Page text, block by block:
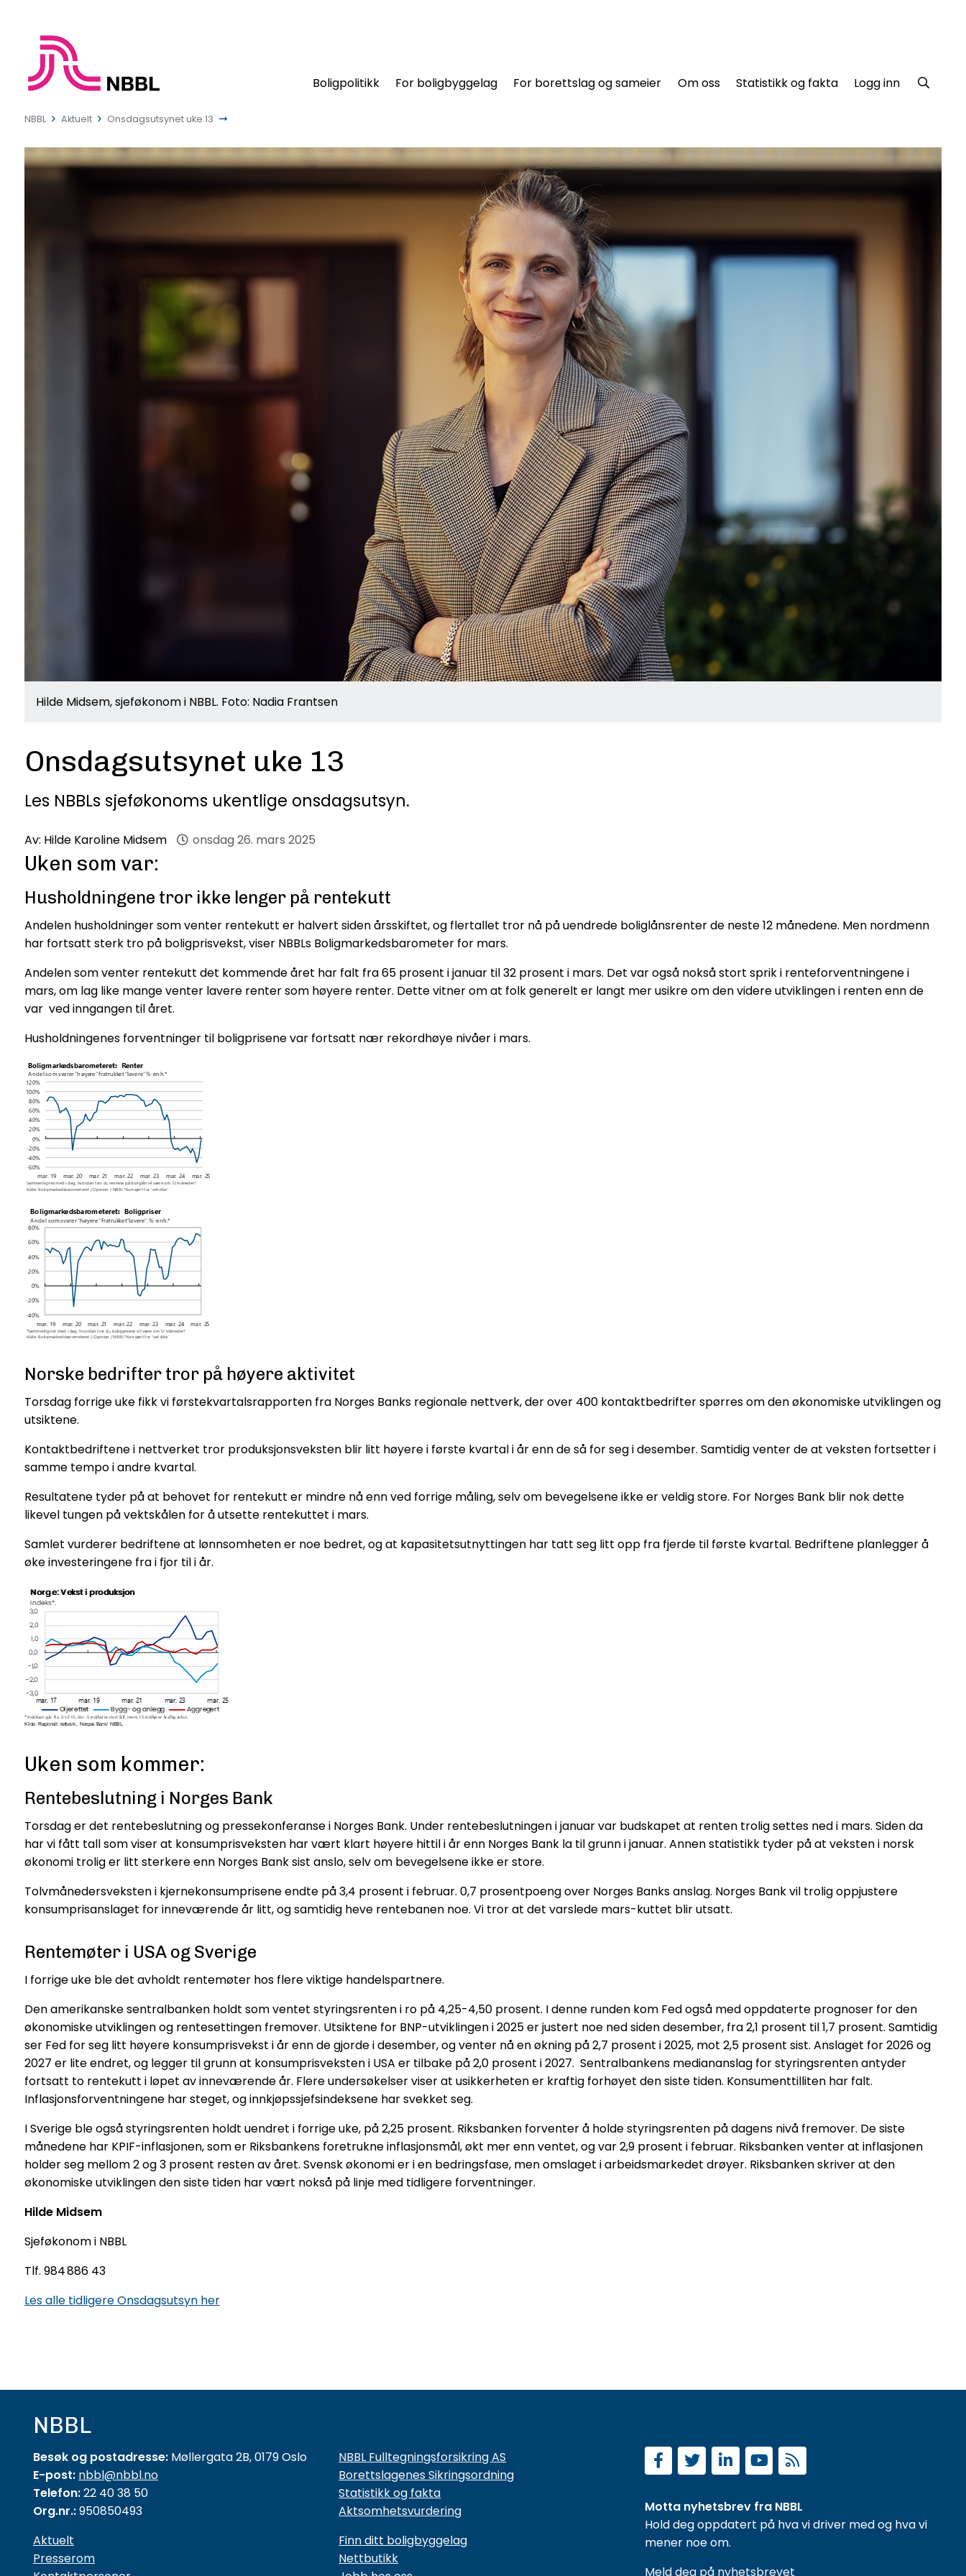
Boligpolitikk For boligbyggelag For borettslag og sameier Om oss Statistikk og fakta Logg inn
NBBL Aktuelt Onsdagsutsynet uke 13
Hilde Midsem, sjeføkonom i NBBL. Foto: Nadia Frantsen
Onsdagsutsynet uke 13
Les NBBLs sjeføkonoms ukentlige onsdagsutsyn.
Av: Hilde Karoline Midsem onsdag 26. mars 2025
Uken som var:
Husholdningene tror ikke lenger på rentekutt
Andelen husholdninger som venter rentekutt er halvert siden årsskiftet, og flertallet tror nå på uendrede boliglånsrenter de neste 12 månedene. Men nordmenn
har fortsatt sterk tro på boligprisvekst, viser NBBLs Boligmarkedsbarometer for mars.
Andelen som venter rentekutt det kommende året har falt fra 65 prosent i januar til 32 prosent i mars. Det var også nokså stort sprik i renteforventningene i
mars, om lag like mange venter lavere renter som høyere renter. Dette vitner om at folk generelt er langt mer usikre om den videre utviklingen i renten enn de
var ved inngangen til året.
Husholdningenes forventninger til boligprisene var fortsatt nær rekordhøye nivåer i mars.
Norske bedrifter tror på høyere aktivitet
Torsdag forrige uke fikk vi førstekvartalsrapporten fra Norges Banks regionale nettverk, der over 400 kontaktbedrifter spørres om den økonomiske utviklingen og
utsiktene.
Kontaktbedriftene i nettverket tror produksjonsveksten blir litt høyere i første kvartal i år enn de så for seg i desember. Samtidig venter de at veksten fortsetter i
samme tempo i andre kvartal.
Resultatene tyder på at behovet for rentekutt er mindre nå enn ved forrige måling, selv om bevegelsene ikke er veldig store. For Norges Bank blir nok dette
likevel tungen på vektskålen for å utsette rentekuttet i mars.
Samlet vurderer bedriftene at lønnsomheten er noe bedret, og at kapasitetsutnyttingen har tatt seg litt opp fra fjerde til første kvartal. Bedriftene planlegger å
øke investeringene fra i fjor til i år.
Uken som kommer:
Rentebeslutning i Norges Bank
Torsdag er det rentebeslutning og pressekonferanse i Norges Bank. Under rentebeslutningen i januar var budskapet at renten trolig settes ned i mars. Siden da
har vi fått tall som viser at konsumprisveksten har vært klart høyere hittil i år enn Norges Bank la til grunn i januar. Annen statistikk tyder på at veksten i norsk
økonomi trolig er litt sterkere enn Norges Bank sist anslo, selv om bevegelsene ikke er store.
Tolvmånedersveksten i kjernekonsumprisene endte på 3,4 prosent i februar. 0,7 prosentpoeng over Norges Banks anslag. Norges Bank vil trolig oppjustere
konsumprisanslaget for inneværende år litt, og samtidig heve rentebanen noe. Vi tror at det varslede mars-kuttet blir utsatt.
Rentemøter i USA og Sverige
I forrige uke ble det avholdt rentemøter hos flere viktige handelspartnere.
Den amerikanske sentralbanken holdt som ventet styringsrenten i ro på 4,25-4,50 prosent. I denne runden kom Fed også med oppdaterte prognoser for den
økonomiske utviklingen og rentesettingen fremover. Utsiktene for BNP-utviklingen i 2025 er justert noe ned siden desember, fra 2,1 prosent til 1,7 prosent. Samtidig
ser Fed for seg litt høyere konsumprisvekst i år enn de gjorde i desember, og venter nå en økning på 2,7 prosent i 2025, mot 2,5 prosent sist. Anslaget for 2026 og
2027 er lite endret, og legger til grunn at konsumprisveksten i USA er tilbake på 2,0 prosent i 2027. Sentralbankens mediananslag for styringsrenten antyder
fortsatt to rentekutt i løpet av inneværende år. Flere undersøkelser viser at usikkerheten er kraftig forhøyet den siste tiden. Konsumenttilliten har falt.
Inflasjonsforventningene har steget, og innkjøpssjefsindeksene har svekket seg.
I Sverige ble også styringsrenten holdt uendret i forrige uke, på 2,25 prosent. Riksbanken forventer å holde styringsrenten på dagens nivå fremover. De siste
månedene har KPIF-inflasjonen, som er Riksbankens foretrukne inflasjonsmål, økt mer enn ventet, og var 2,9 prosent i februar. Riksbanken venter at inflasjonen
holder seg mellom 2 og 3 prosent resten av året. Svensk økonomi er i en bedringsfase, men omslaget i arbeidsmarkedet drøyer. Riksbanken skriver at den
økonomiske utviklingen den siste tiden har vært nokså på linje med tidligere forventninger.
Hilde Midsem
Sjeføkonom i NBBL
Tlf. 984 886 43
Les alle tidligere Onsdagsutsyn her
NBBL
Besøk og postadresse: Møllergata 2B, 0179 Oslo
E-post: nbbl@nbbl.no
Telefon:22 40 38 50
Org.nr.:950850493
Aktuelt
Presserom
NBBL Fulltegningsforsikring AS
Borettslagenes Sikringsordning
Statistikk og fakta
Aktsomhetsvurdering
Finn ditt boligbyggelag
Nettbutikk
Motta nyhetsbrev fra NBBL
Hold deg oppdatert på hva vi driver med og hva vi
mener noe om.
Meld deg på nyhetsbrevet